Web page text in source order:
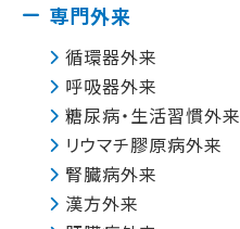
専門外来
循環器外来
呼吸器外来
糖尿病・生活習慣外来
リウマチ膠原病外来
腎臓病外来
漢方外来